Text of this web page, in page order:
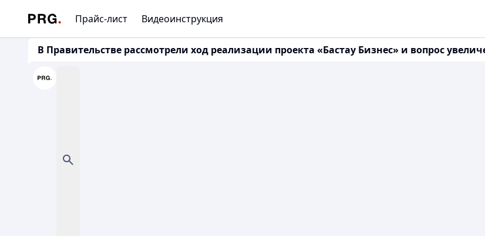
Прайс-лист Видеоинструкция
В Правительстве рассмотрели ход реализации проекта «Бастау Бизнес» и вопрос